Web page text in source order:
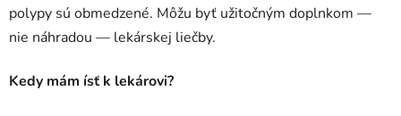
polypy sú obmedzené. Môžu byť užitočným doplnkom —
nie náhradou — lekárskej liečby.
Kedy mám ísť k lekárovi?